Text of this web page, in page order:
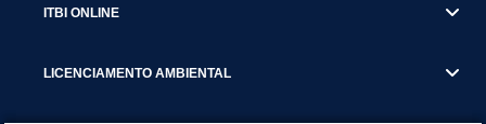
ITBI ONLINE
LICENCIAMENTO AMBIENTAL